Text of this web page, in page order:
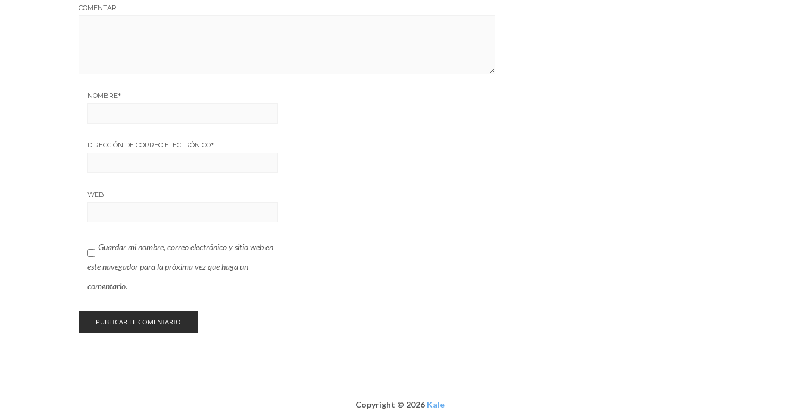
COMENTAR
NOMBRE*
DIRECCIÓN DE CORREO ELECTRÓNICO*
WEB
Guardar mi nombre, correo electrónico y sitio web en
este navegador para la próxima vez que haga un
comentario.
Copyright © 2026 Kale